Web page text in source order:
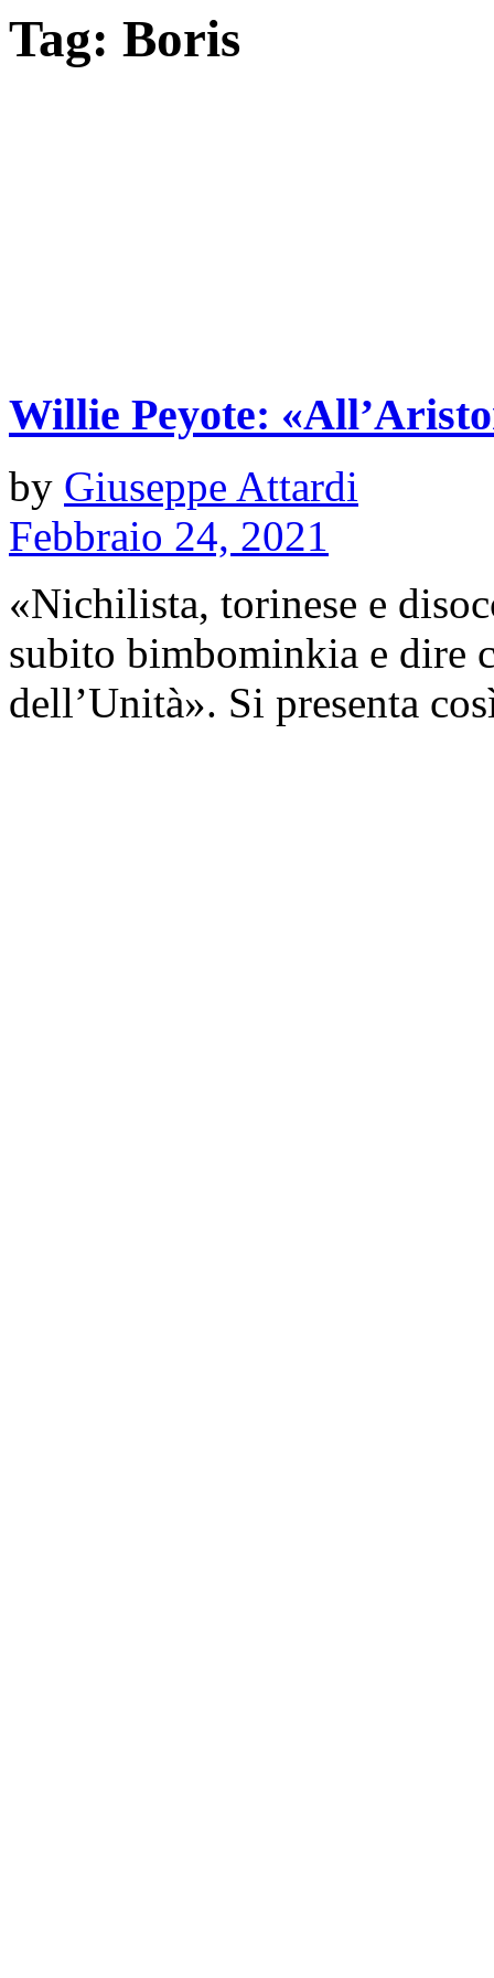
Tag: Boris
Willie Peyote:
by Giuseppe Attardi
Febbraio 24, 2021
«Nichilista, torinese e
subito bimbominkia e dire
dell’Unità». Si presenta